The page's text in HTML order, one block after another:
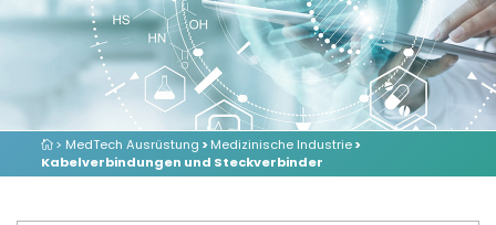
> MedTech Ausrüstung >Medizinische Industrie>
Kabelverbindungen und Steckverbinder